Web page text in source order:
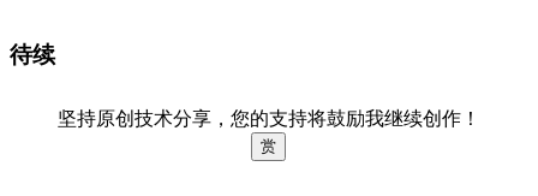
待续
坚持原创技术分享，您的支持将鼓励我继续创作！
赏